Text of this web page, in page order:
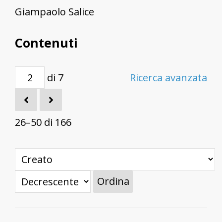
Giampaolo Salice
Contenuti
di 7
26–50 di 166
Ricerca avanzata
Ordina